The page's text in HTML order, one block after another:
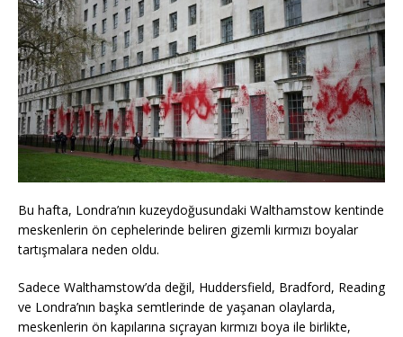
Bu hafta, Londra’nın kuzeydoğusundaki Walthamstow kentinde
meskenlerin ön cephelerinde beliren gizemli kırmızı boyalar
tartışmalara neden oldu.
Sadece Walthamstow’da değil, Huddersfield, Bradford, Reading
ve Londra’nın başka semtlerinde de yaşanan olaylarda,
meskenlerin ön kapılarına sıçrayan kırmızı boya ile birlikte,